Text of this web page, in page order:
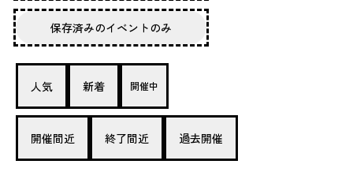
保存済みのイベントのみ
人気 新着 開催中
開催間近 終了間近 過去開催